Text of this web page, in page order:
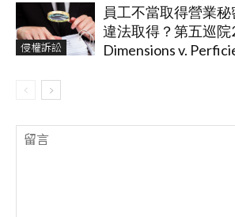
侵權訴訟
員工不當取得營業
違法取得？第五巡院
Dimensions v.